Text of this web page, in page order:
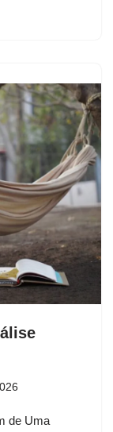
de Uma